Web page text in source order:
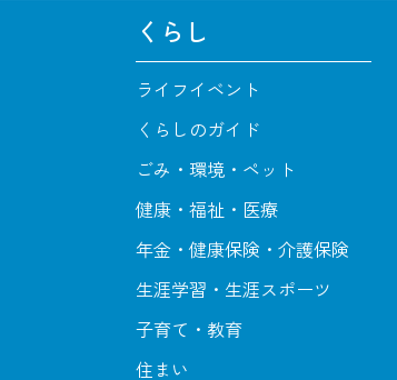
くらし
ライフイベント
くらしのガイド
ごみ・環境・ペット
健康・福祉・医療
年金・健康保険・介護保険
生涯学習・生涯スポーツ
子育て・教育
住まい